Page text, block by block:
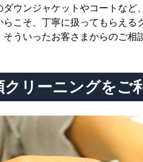
ウンジャケットやコートなど
こそ、丁寧に扱ってもらえる
そういったお客さまからのご相
クリーニングをご